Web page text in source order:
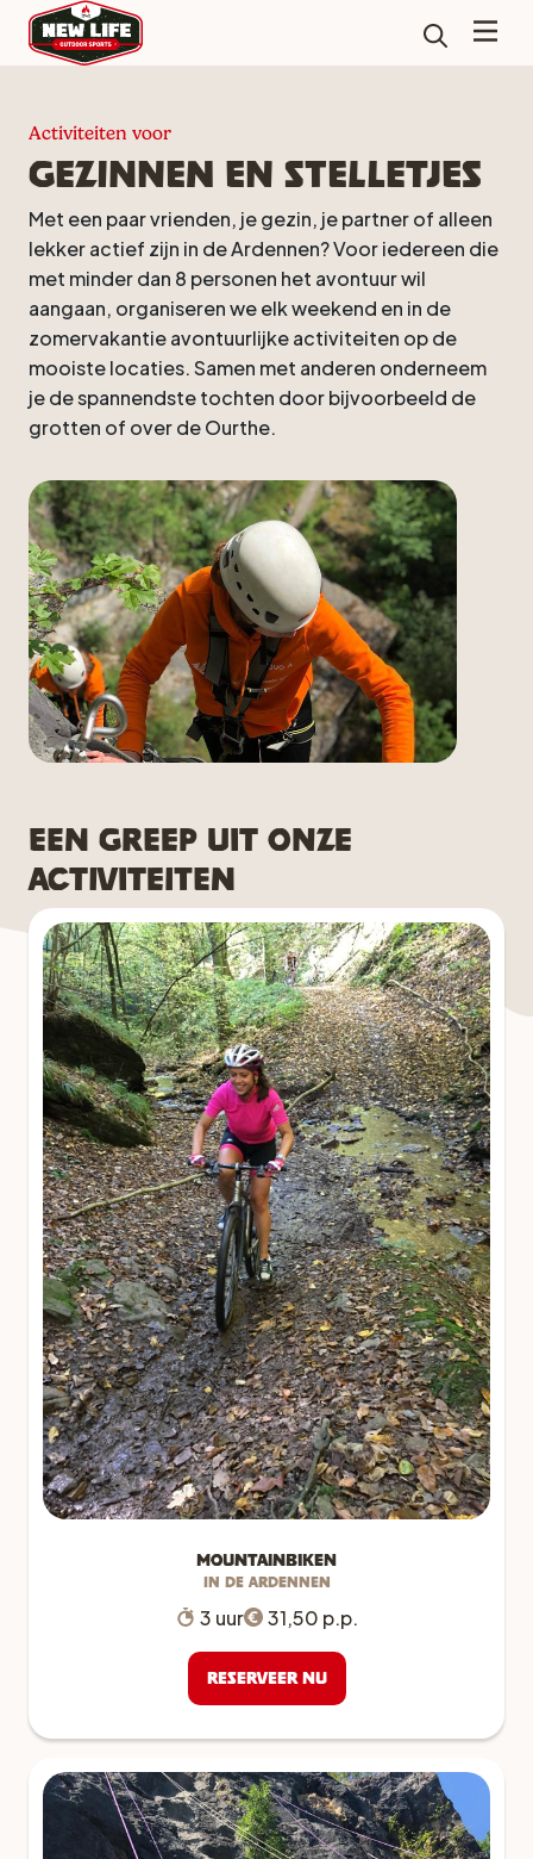
Activiteiten voor
Gezinnen en stelletjes
Met een paar vrienden, je gezin, je partner of alleen
lekker actief zijn in de Ardennen? Voor iedereen die
met minder dan 8 personen het avontuur wil
aangaan, organiseren we elk weekend en in de
zomervakantie avontuurlijke activiteiten op de
mooiste locaties. Samen met anderen onderneem
je de spannendste tochten door bijvoorbeeld de
grotten of over de Ourthe.
Een greep uit onze
activiteiten
Mountainbiken
In de Ardennen
3 uur 31,50 p.p.
Reserveer nu